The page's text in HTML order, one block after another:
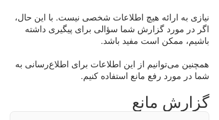
نیازی به ارائه هیچ اطلاعات شخصی نیست. با این حال،
اگر در مورد گزارش شما سؤالی برای پیگیری داشته
باشیم، ممکن است مفید باشد.
همچنین می‌توانیم از این اطلاعات برای اطلاع‌رسانی به
شما در مورد رفع مانع استفاده کنیم.
گزارش مانع